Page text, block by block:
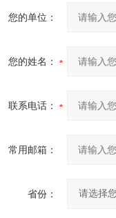
您的单位：
您的姓名：
联系电话：
常用邮箱：
省份：